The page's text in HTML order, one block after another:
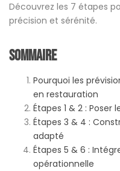
Découvrez les 7 étapes
précision et sérénité.
Sommaire
Pourquoi les
en restauration
Étapes 1 & 2 : Poser
Étapes 3 & 4 :
adapté
Étapes 5 & 6 :
opérationnelle